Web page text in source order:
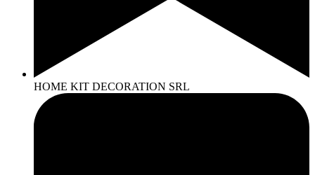
HOME KIT DECORATION SRL